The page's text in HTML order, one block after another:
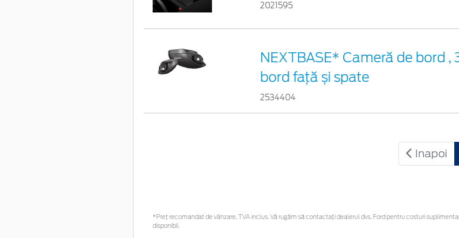
2021595
NEXTBASE* Cameră de bord
bord față și spate
2534404
Inapoi
*Preţ recomandat de vânzare, TVA inclus. Vă rugăm să contactaţi dealerul dvs. Ford pentru costuri
disponibil.